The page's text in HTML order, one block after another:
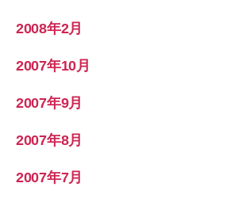
2008年2月
2007年10月
2007年9月
2007年8月
2007年7月